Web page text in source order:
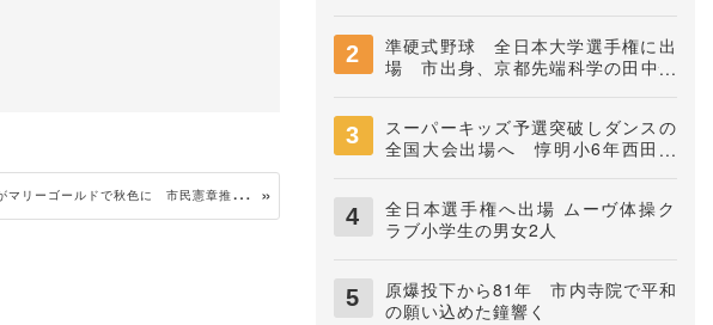
駅
北口の花時計がマリーゴールドで秋色に 市民憲章推進協が植え替え
準硬式野球 全日本大学選手権に出
場 市出身、京都先端科学の田中快
スーパーキッズ予選突破しダンスの
全国大会出場へ 惇明小6年西田煌
全日本選手権へ出場 ムーヴ体操ク
ラブ小学生の男女2人
原爆投下から81年 市内寺院で平和
の願い込めた鐘響く